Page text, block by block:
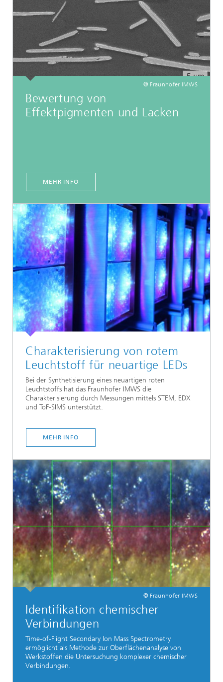
© Fraunhofer IMWS
Bewertung von
Effektpigmenten und Lacken
MEHR INFO
Charakterisierung von rotem
Leuchtstoff für neuartige LEDs
Bei der Synthetisierung eines neuartigen roten
Leuchtstoffs hat das Fraunhofer IMWS die
Charakterisierung durch Messungen mittels STEM, EDX
und ToF-SIMS unterstützt.
MEHR INFO
© Fraunhofer IMWS
Identifikation chemischer
Verbindungen
Time-of-Flight Secondary Ion Mass Spectrometry
ermöglicht als Methode zur Oberflächenanalyse von
Werkstoffen die Untersuchung komplexer chemischer
Verbindungen.